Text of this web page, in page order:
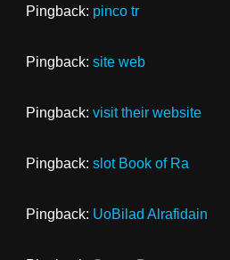
Pingback: pinco tr
Pingback: site web
Pingback: visit their website
Pingback: slot Book of Ra
Pingback: UoBilad Alrafidain